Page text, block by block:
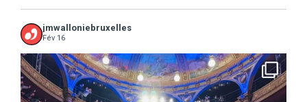
jmwalloniebruxelles
Fév 16